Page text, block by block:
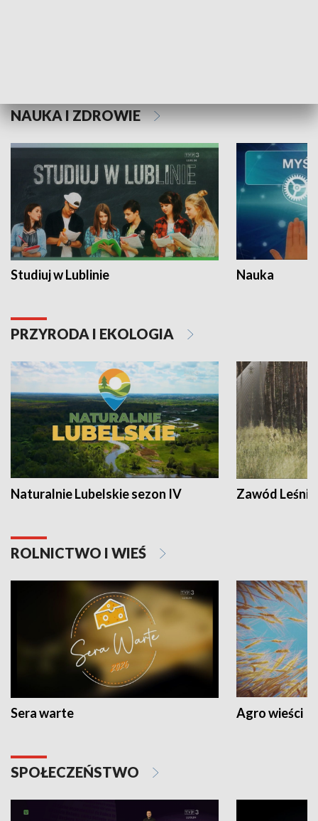
NAUKA I ZDROWIE
Studiuj w Lublinie Nauka
PRZYRODA I EKOLOGIA
Naturalnie Lubelskie sezon IV Zawód Leśnik
ROLNICTWO I WIEŚ
Sera warte Agro wieści
SPOŁECZEŃSTWO